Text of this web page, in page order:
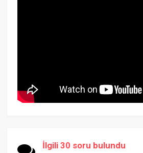
İlgili 30 soru bulundu